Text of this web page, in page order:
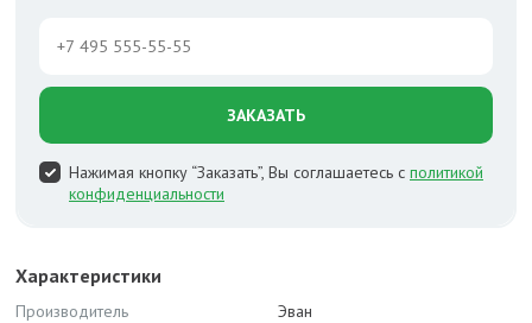
ЗАКАЗАТЬ
Нажимая кнопку “Заказать”, Вы соглашаетесь с политикой
конфиденциальности
Характеристики
Производитель
Эван